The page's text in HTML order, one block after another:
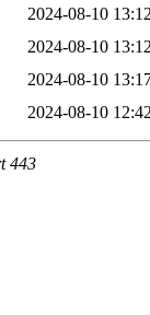
2024-08-10
2024-08-10
2024-08-10
2024-08-10
443